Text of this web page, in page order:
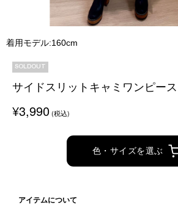
着用モデル:160cm
SOLDOUT
サイドスリットキャミワンピース
¥3,990(税込)
色・サイズを選ぶ
アイテムについて